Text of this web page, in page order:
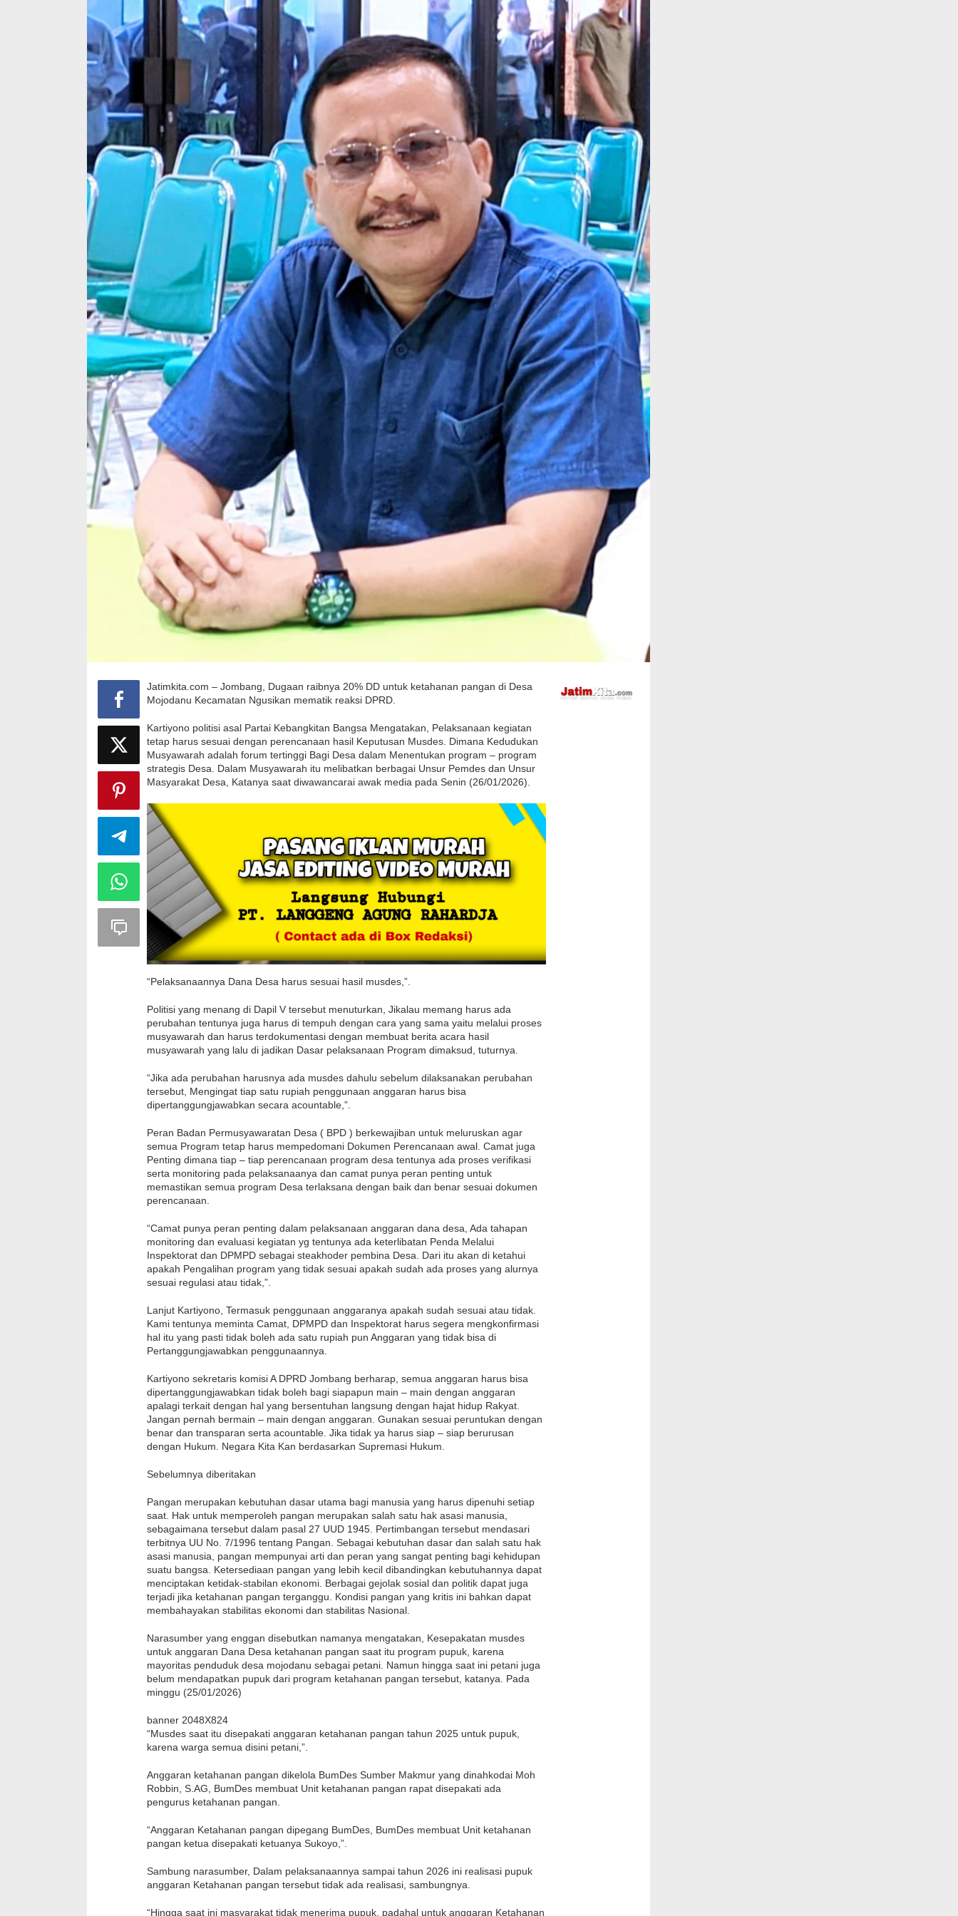
Jatimkita.com – Jombang, Dugaan raibnya 20% DD untuk ketahanan pangan di Desa
Mojodanu Kecamatan Ngusikan mematik reaksi DPRD.
Kartiyono politisi asal Partai Kebangkitan Bangsa Mengatakan, Pelaksanaan kegiatan
tetap harus sesuai dengan perencanaan hasil Keputusan Musdes. Dimana Kedudukan
Musyawarah adalah forum tertinggi Bagi Desa dalam Menentukan program – program
strategis Desa. Dalam Musyawarah itu melibatkan berbagai Unsur Pemdes dan Unsur
Masyarakat Desa, Katanya saat diwawancarai awak media pada Senin (26/01/2026).
“Pelaksanaannya Dana Desa harus sesuai hasil musdes,”.
Politisi yang menang di Dapil V tersebut menuturkan, Jikalau memang harus ada
perubahan tentunya juga harus di tempuh dengan cara yang sama yaitu melalui proses
musyawarah dan harus terdokumentasi dengan membuat berita acara hasil
musyawarah yang lalu di jadikan Dasar pelaksanaan Program dimaksud, tuturnya.
“Jika ada perubahan harusnya ada musdes dahulu sebelum dilaksanakan perubahan
tersebut, Mengingat tiap satu rupiah penggunaan anggaran harus bisa
dipertanggungjawabkan secara acountable,”.
Peran Badan Permusyawaratan Desa ( BPD ) berkewajiban untuk meluruskan agar
semua Program tetap harus mempedomani Dokumen Perencanaan awal. Camat juga
Penting dimana tiap – tiap perencanaan program desa tentunya ada proses verifikasi
serta monitoring pada pelaksanaanya dan camat punya peran penting untuk
memastikan semua program Desa terlaksana dengan baik dan benar sesuai dokumen
perencanaan.
“Camat punya peran penting dalam pelaksanaan anggaran dana desa, Ada tahapan
monitoring dan evaluasi kegiatan yg tentunya ada keterlibatan Penda Melalui
Inspektorat dan DPMPD sebagai steakhoder pembina Desa. Dari itu akan di ketahui
apakah Pengalihan program yang tidak sesuai apakah sudah ada proses yang alurnya
sesuai regulasi atau tidak,”.
Lanjut Kartiyono, Termasuk penggunaan anggaranya apakah sudah sesuai atau tidak.
Kami tentunya meminta Camat, DPMPD dan Inspektorat harus segera mengkonfirmasi
hal itu yang pasti tidak boleh ada satu rupiah pun Anggaran yang tidak bisa di
Pertanggungjawabkan penggunaannya.
Kartiyono sekretaris komisi A DPRD Jombang berharap, semua anggaran harus bisa
dipertanggungjawabkan tidak boleh bagi siapapun main – main dengan anggaran
apalagi terkait dengan hal yang bersentuhan langsung dengan hajat hidup Rakyat.
Jangan pernah bermain – main dengan anggaran. Gunakan sesuai peruntukan dengan
benar dan transparan serta acountable. Jika tidak ya harus siap – siap berurusan
dengan Hukum. Negara Kita Kan berdasarkan Supremasi Hukum.
Sebelumnya diberitakan
Pangan merupakan kebutuhan dasar utama bagi manusia yang harus dipenuhi setiap
saat. Hak untuk memperoleh pangan merupakan salah satu hak asasi manusia,
sebagaimana tersebut dalam pasal 27 UUD 1945. Pertimbangan tersebut mendasari
terbitnya UU No. 7/1996 tentang Pangan. Sebagai kebutuhan dasar dan salah satu hak
asasi manusia, pangan mempunyai arti dan peran yang sangat penting bagi kehidupan
suatu bangsa. Ketersediaan pangan yang lebih kecil dibandingkan kebutuhannya dapat
menciptakan ketidak-stabilan ekonomi. Berbagai gejolak sosial dan politik dapat juga
terjadi jika ketahanan pangan terganggu. Kondisi pangan yang kritis ini bahkan dapat
membahayakan stabilitas ekonomi dan stabilitas Nasional.
Narasumber yang enggan disebutkan namanya mengatakan, Kesepakatan musdes
untuk anggaran Dana Desa ketahanan pangan saat itu program pupuk, karena
mayoritas penduduk desa mojodanu sebagai petani. Namun hingga saat ini petani juga
belum mendapatkan pupuk dari program ketahanan pangan tersebut, katanya. Pada
minggu (25/01/2026)
banner 2048X824
“Musdes saat itu disepakati anggaran ketahanan pangan tahun 2025 untuk pupuk,
karena warga semua disini petani,”.
Anggaran ketahanan pangan dikelola BumDes Sumber Makmur yang dinahkodai Moh
Robbin, S.AG, BumDes membuat Unit ketahanan pangan rapat disepakati ada
pengurus ketahanan pangan.
“Anggaran Ketahanan pangan dipegang BumDes, BumDes membuat Unit ketahanan
pangan ketua disepakati ketuanya Sukoyo,”.
Sambung narasumber, Dalam pelaksanaannya sampai tahun 2026 ini realisasi pupuk
anggaran Ketahanan pangan tersebut tidak ada realisasi, sambungnya.
“Hingga saat ini masyarakat tidak menerima pupuk, padahal untuk anggaran Ketahanan